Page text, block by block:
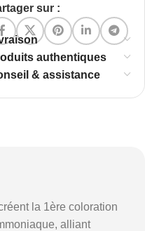
sur :
authentiques
& assistance
la 1ère coloration
alliant